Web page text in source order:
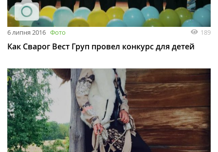
6 липня 2016 Фото 189
Как Сварог Вест Груп провел конкурс для детей